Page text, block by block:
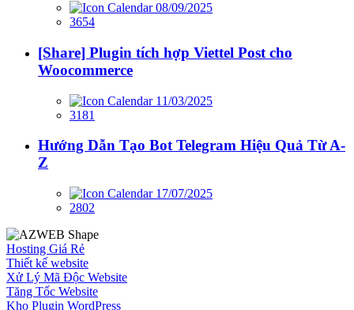
08/09/2025
3654
[Share] Plugin tích hợp Viettel Post cho
Woocommerce
11/03/2025
3181
Hướng Dẫn Tạo Bot Telegram Hiệu Quả Từ A-
Z
17/07/2025
2802
Hosting Giá Rẻ
Thiết kế website
Xử Lý Mã Độc Website
Tăng Tốc Website
Kho Plugin WordPress